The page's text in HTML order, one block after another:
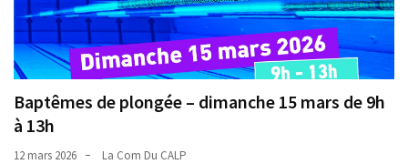
Baptêmes de plongée – dimanche 15 mars de 9h
à 13h
12 mars 2026 La Com Du CALP